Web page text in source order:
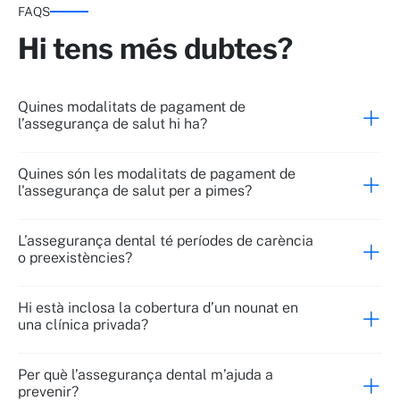
FAQS
Hi tens més dubtes?
Quines modalitats de pagament de
l’assegurança de salut hi ha?
Quines són les modalitats de pagament de
l'assegurança de salut per a pimes?
L’assegurança dental té períodes de carència
o preexistències?
Hi està inclosa la cobertura d’un nounat en
una clínica privada?
Per què l’assegurança dental m’ajuda a
prevenir?